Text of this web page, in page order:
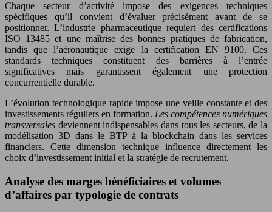
Chaque secteur d’activité impose des exigences techniques
spécifiques qu’il convient d’évaluer précisément avant de se
positionner. L’industrie pharmaceutique requiert des certifications
ISO 13485 et une maîtrise des bonnes pratiques de fabrication,
tandis que l’aéronautique exige la certification EN 9100. Ces
standards techniques constituent des barrières à l’entrée
significatives mais garantissent également une protection
concurrentielle durable.
L’évolution technologique rapide impose une veille constante et des
investissements réguliers en formation. Les compétences numériques
transversales deviennent indispensables dans tous les secteurs, de la
modélisation 3D dans le BTP à la blockchain dans les services
financiers. Cette dimension technique influence directement les
choix d’investissement initial et la stratégie de recrutement.
Analyse des marges bénéficiaires et volumes
d’affaires par typologie de contrats